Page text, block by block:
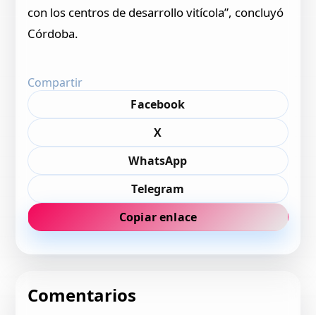
con los centros de desarrollo vitícola”, concluyó
Córdoba.
Compartir
Facebook
X
WhatsApp
Telegram
Copiar enlace
Comentarios